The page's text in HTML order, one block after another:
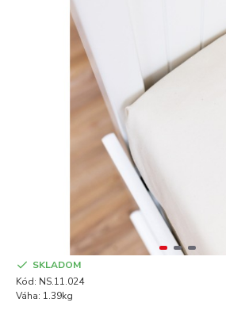
SKLADOM
Kód: NS.11.024
Váha: 1.39kg